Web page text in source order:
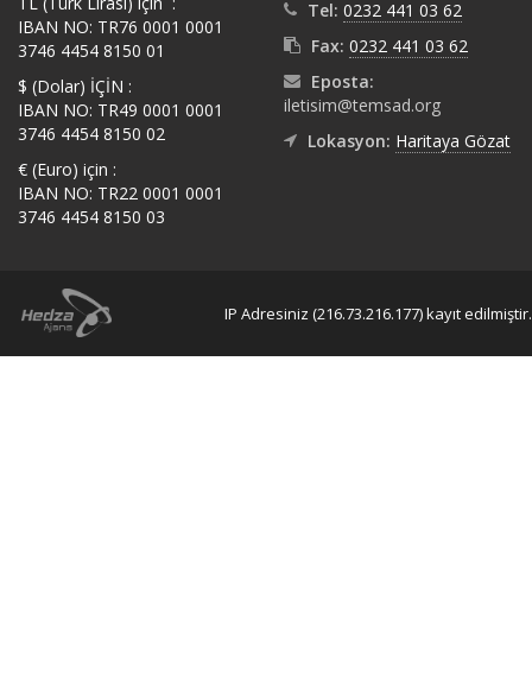
IBAN NO: TR76 0001 0001
3746 4454 8150 01
$ (Dolar) İÇİN :
IBAN NO: TR49 0001 0001
3746 4454 8150 02
€ (Euro) için :
IBAN NO: TR22 0001 0001
3746 4454 8150 03
Tel: 0232 441 03 62
Fax: 0232 441 03 62
Eposta:
iletisim@temsad.org
Lokasyon: Haritaya Gözat
IP Adresiniz (216.73.216.177) kayıt edilmiştir.